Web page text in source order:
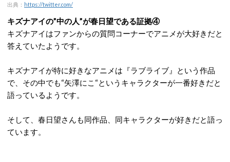
出典： https://twitter.com/
キズナアイの”中の人”が春日望である証拠④
キズナアイはファンからの質問コーナーでアニメが大好きだと
答えていたようです。
キズナアイが特に好きなアニメは『ラブライブ』という作品
で、その中でも“矢澤にこ“というキャラクターが一番好きだと
語っているようです。
そして、春日望さんも同作品、同キャラクターが好きだと語っ
ています。